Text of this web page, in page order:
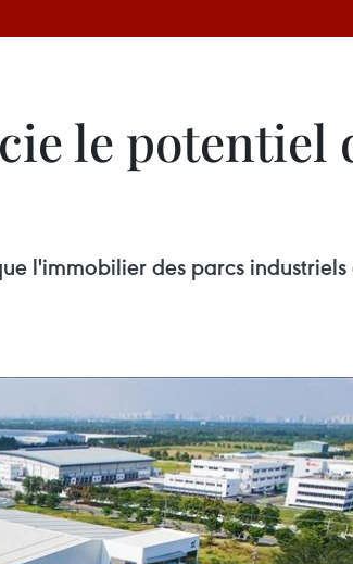
le
l'immobilier des parcs